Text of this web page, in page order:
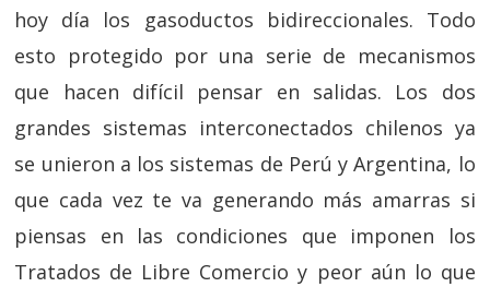
hoy día los gasoductos bidireccionales. Todo
esto protegido por una serie de mecanismos
que hacen difícil pensar en salidas. Los dos
grandes sistemas interconectados chilenos ya
se unieron a los sistemas de Perú y Argentina, lo
que cada vez te va generando más amarras si
piensas en las condiciones que imponen los
Tratados de Libre Comercio y peor aún lo que